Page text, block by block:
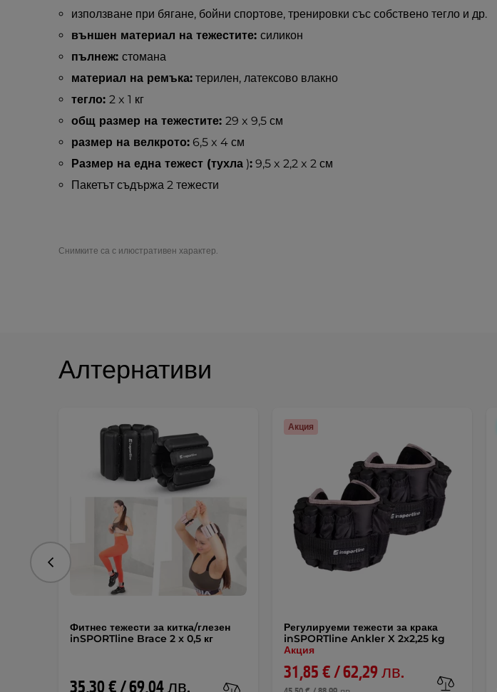
използване при бягане, бойни спортове, тренировки със собствено тегло и др.
външен материал на тежестите: силикон
пълнеж: стомана
материал на ремъка:терилен, латексово влакно
тегло: 2 x 1 кг
общ размер на тежестите: 29 x 9,5 см
размер на велкрото:6,5 x 4 см
Размер на една тежест (тухла):9,5 x 2,2 x 2 см
Пакетът съдържа 2 тежести
Снимките са с илюстративен характер.
Алтернативи
Фитнес тежести за китка/глезен
inSPORTline Brace 2 x 0,5 кг
35,30 € / 69,04 лв.
Регулируеми тежести за крака
inSPORTline Ankler X 2x2,25 kg
Акция
31,85 € / 62,29 лв.
Акция
Предишна